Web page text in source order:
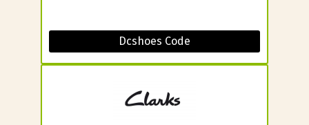
Dcshoes Code